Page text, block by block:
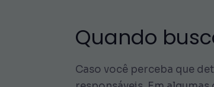
Quando
Caso você perceba que